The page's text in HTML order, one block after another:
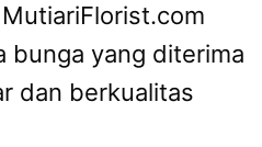
bunga yang diterima
dan berkualitas